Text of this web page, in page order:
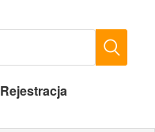
Rejestracja